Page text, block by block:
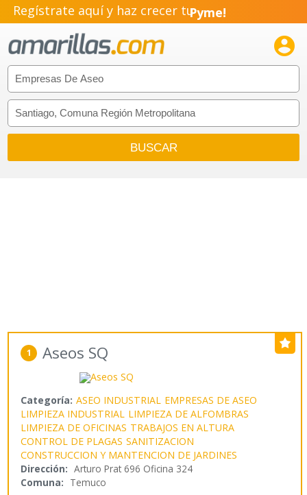
Regístrate aquí y haz crecer tuPyme!
Emprendimiento!

1 Aseos SQ
Categoría: ASEO INDUSTRIAL EMPRESAS DE ASEO
LIMPIEZA INDUSTRIAL LIMPIEZA DE ALFOMBRAS
LIMPIEZA DE OFICINAS TRABAJOS EN ALTURA
CONTROL DE PLAGAS SANITIZACION
CONSTRUCCION Y MANTENCION DE JARDINES
Dirección: Arturo Prat 696 Oficina 324
Comuna: Temuco